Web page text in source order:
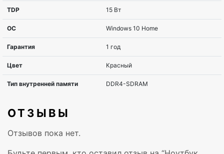
Разрешение экрана 1920 x 1080
Сенсорный экран Нет
Кеш-память процессора
Процессор Intel Core i7-8565U
процессора
ОТЗЫВЫ
Отзывов пока нет.